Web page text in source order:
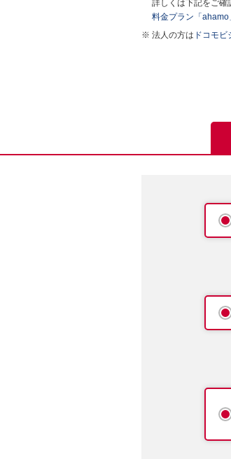
詳しくは下記をご確
料金プラン「
法人の方は ドコモ